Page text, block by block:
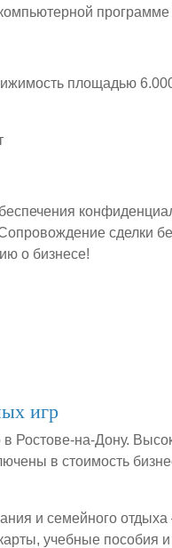
площадью
сделки
о бизнесе!
игр
в Ростове-на-Дону.
в стоимость
и семейного
учебные пособия